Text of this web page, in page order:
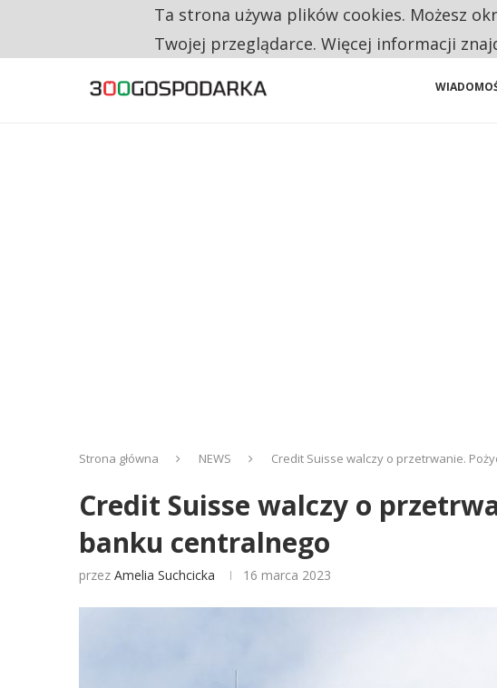
CO TRZECIĄ ZŁOTÓWKĘ Z EMERYTURY SENIORZY
Strona główna NEWS Credit Suisse walczy o przetrwanie.
Credit Suisse walczy o
banku centralnego
przez Amelia Suchcicka 16 marca 2023
Ta strona używa plików cookies. Możesz
Twojej przeglądarce. Więcej informacji